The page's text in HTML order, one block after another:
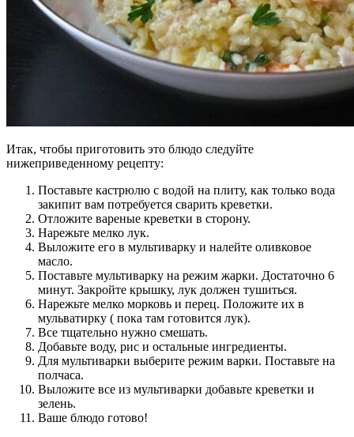
Итак, чтобы приготовить это блюдо следуйте
нижеприведенному рецепту:
Поставьте кастрюлю с водой на плиту, как только вода
закипит вам потребуется сварить креветки.
Отложите вареные креветки в сторону.
Нарежьте мелко лук.
Выложите его в мультиварку и налейте оливковое
масло.
Поставьте мультиварку на режим жарки. Достаточно 6
минут. Закройте крышку, лук должен тушиться.
Нарежьте мелко морковь и перец. Положите их в
мульватирку ( пока там готовится лук).
Все тщательно нужно смешать.
Добавьте воду, рис и остальные ингредиенты.
Для мультиварки выберите режим варки. Поставьте на
полчаса.
Выложите все из мультиварки добавьте креветки и
зелень.
Ваше блюдо готово!